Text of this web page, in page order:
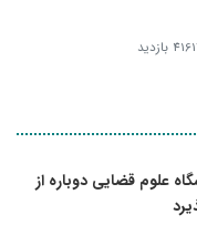
بازدید
علوم قضایی دوباره از